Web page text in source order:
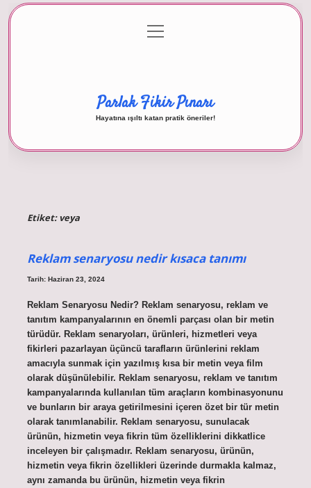
Gizlilik Politikası
menüyü
aç
Parlak Fikir Pınarı
Hayatına ışıltı katan pratik öneriler!
Etiket:veya
Reklam senaryosu nedir kısaca tanımı
Tarih: Haziran 23, 2024
Reklam Senaryosu Nedir? Reklam senaryosu, reklam ve
tanıtım kampanyalarının en önemli parçası olan bir metin
türüdür. Reklam senaryoları, ürünleri, hizmetleri veya
fikirleri pazarlayan üçüncü tarafların ürünlerini reklam
amacıyla sunmak için yazılmış kısa bir metin veya film
olarak düşünülebilir. Reklam senaryosu, reklam ve tanıtım
kampanyalarında kullanılan tüm araçların kombinasyonunu
ve bunların bir araya getirilmesini içeren özet bir tür metin
olarak tanımlanabilir. Reklam senaryosu, sunulacak
ürünün, hizmetin veya fikrin tüm özelliklerini dikkatlice
inceleyen bir çalışmadır. Reklam senaryosu, ürünün,
hizmetin veya fikrin özellikleri üzerinde durmakla kalmaz,
aynı zamanda bu ürünün, hizmetin veya fikrin